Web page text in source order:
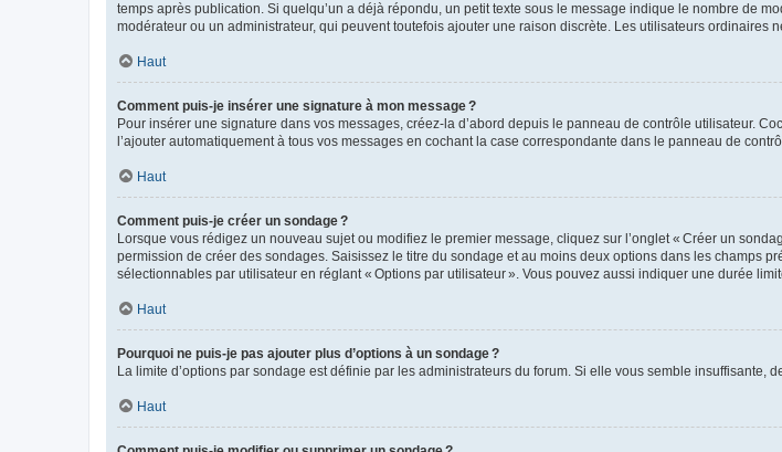
temps après publication. Si quelqu’un a déjà répondu, un petit texte sous le message indique le nombre de
modérateur ou un administrateur, qui peuvent toutefois ajouter une raison discrète. Les utilisateurs ordinaires
Haut
Comment puis-je insérer une signature à mon message ?
Pour insérer une signature dans vos messages, créez-la d’abord depuis le panneau de contrôle utilisateur.
l’ajouter automatiquement à tous vos messages en cochant la case correspondante dans le panneau de
Haut
Comment puis-je créer un sondage ?
Lorsque vous rédigez un nouveau sujet ou modifiez le premier message, cliquez sur l’onglet « Créer un
permission de créer des sondages. Saisissez le titre du sondage et au moins deux options dans les champs
sélectionnables par utilisateur en réglant « Options par utilisateur ». Vous pouvez aussi indiquer une durée
Haut
Pourquoi ne puis-je pas ajouter plus d’options à un sondage ?
La limite d’options par sondage est définie par les administrateurs du forum. Si elle vous semble insuffisante,
Haut